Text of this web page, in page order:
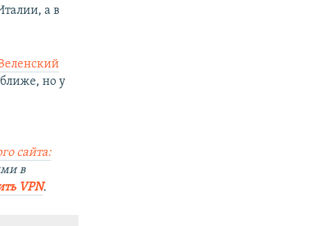
а в
но у
сайта:
в
VPN.